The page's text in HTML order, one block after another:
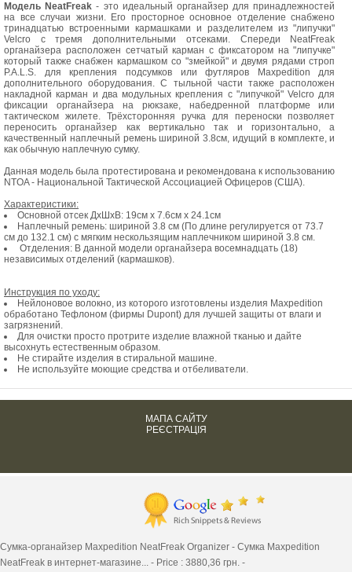
Модель NeatFreak - это идеальный органайзер для принадлежностей
на все случаи жизни. Его просторное основное отделение снабжено
тринадцатью встроенными кармашками и разделителем из "липучки"
Velcro с тремя дополнительными отсеками. Спереди NeatFreak
органайзера расположен сетчатый карман с фиксатором на "липучке"
который также снабжен кармашком со "змейкой" и двумя рядами строп
P.A.L.S. для крепления подсумков или футляров Maxpedition для
дополнительного оборудования. С тыльной части также расположен
накладной карман и два модульных крепления с "липучкой" Velcro для
фиксации органайзера на рюкзаке, набедренной платформе или
тактическом жилете. Трёхсторонняя ручка для переноски позволяет
переносить органайзер как вертикально так и горизонтально, а
качественный наплечный ремень шириной 3.8см, идущий в комплекте, и
как обычную наплечную сумку.
Данная модель была протестирована и рекомендована к использованию
NTOA - Национальной Тактической Ассоциацией Офицеров (США).
Характеристики:
Основной отсек ДхШхВ: 19см x 7.6см x 24.1см
Наплечный ремень: шириной 3.8 см (По длине регулируется от 73.7
см до 132.1 см) с мягким нескользящим наплечником шириной 3.8 см.
Отделения: В данной модели органайзера восемнадцать (18)
независимых отделений (кармашков).
Инструкция по уходу:
Нейлоновое волокно, из которого изготовлены изделия Maxpedition
обработано Тефлоном (фирмы Dupont) для лучшей защиты от влаги и
загрязнений.
Для очистки просто протрите изделие влажной тканью и дайте
высохнуть естественным образом.
Не стирайте изделия в стиральной машине.
Не используйте моющие средства и отбеливатели.
МАПА САЙТУ
РЕЄСТРАЦІЯ
Сумка-органайзер Maxpedition NeatFreak Organizer - Сумка Maxpedition
NeatFreak в интернет-магазине... - Price : 3880,36 грн. -